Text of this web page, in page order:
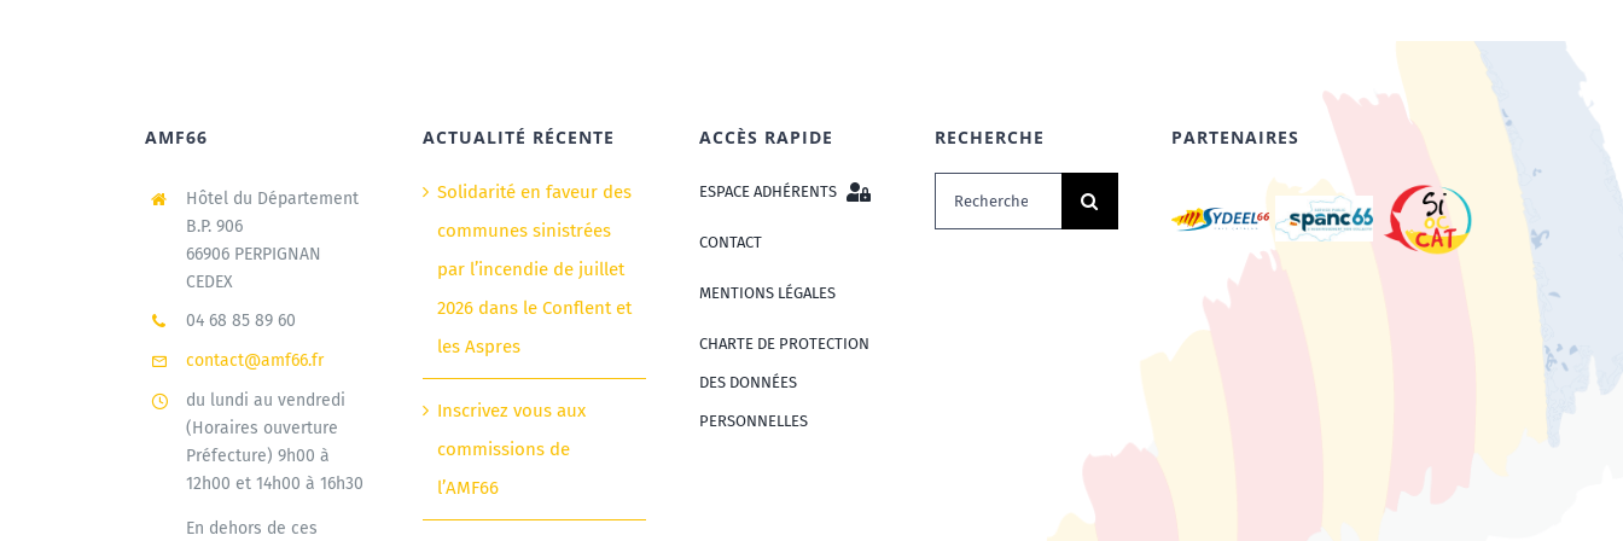
AMF66
Hôtel du Département
B.P. 906
66906 PERPIGNAN
CEDEX
04 68 85 89 60
contact@amf66.fr
du lundi au vendredi
(Horaires ouverture
Préfecture) 9h00 à
12h00 et 14h00 à 16h30
En dehors de ces
ACTUALITÉ RÉCENTE
Solidarité en faveur des
communes sinistrées
par l’incendie de juillet
2026 dans le Conflent et
les Aspres
Inscrivez vous aux
commissions de
l’AMF66
ACCÈS RAPIDE
ESPACE ADHÉRENTS
CONTACT
MENTIONS LÉGALES
CHARTE DE PROTECTION
DES DONNÉES
PERSONNELLES
RECHERCHE
Rechercher:
PARTENAIRES